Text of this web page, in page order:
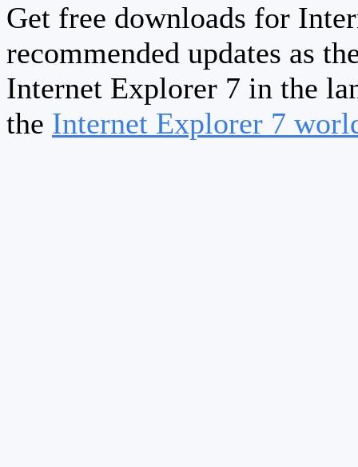
Get free downloads for
recommended updates as
Internet Explorer 7 in the
the Internet Explorer 7